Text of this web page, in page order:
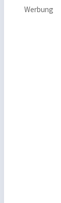
Werbung